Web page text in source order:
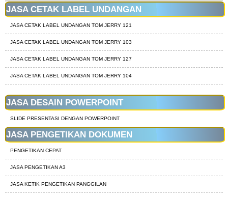
JASA CETAK LABEL UNDANGAN
JASA CETAK LABEL UNDANGAN TOM JERRY 121
JASA CETAK LABEL UNDANGAN TOM JERRY 103
JASA CETAK LABEL UNDANGAN TOM JERRY 127
JASA CETAK LABEL UNDANGAN TOM JERRY 104
JASA DESAIN POWERPOINT
SLIDE PRESENTASI DENGAN POWERPOINT
JASA PENGETIKAN DOKUMEN
PENGETIKAN CEPAT
JASA PENGETIKAN A3
JASA KETIK PENGETIKAN PANGGILAN